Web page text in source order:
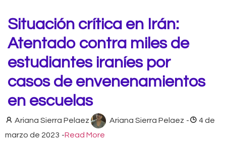
Situación crítica en Irán:
Atentado contra miles de
estudiantes iraníes por
casos de envenenamientos
en escuelas
Ariana Sierra Pelaez Ariana Sierra Pelaez -
4 de
marzo de 2023 -Read More